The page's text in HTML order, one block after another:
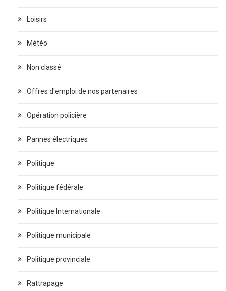
Loisirs
Météo
Non classé
Offres d'emploi de nos partenaires
Opération policière
Pannes électriques
Politique
Politique fédérale
Politique Internationale
Politique municipale
Politique provinciale
Rattrapage